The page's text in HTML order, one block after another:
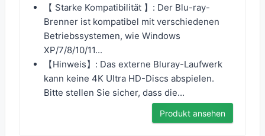
【 Starke Kompatibilität 】: Der Blu-ray-
Brenner ist kompatibel mit verschiedenen
Betriebssystemen, wie Windows
XP/7/8/10/11...
【Hinweis】: Das externe Bluray-Laufwerk
kann keine 4K Ultra HD-Discs abspielen.
Bitte stellen Sie sicher, dass die...
Produkt ansehen